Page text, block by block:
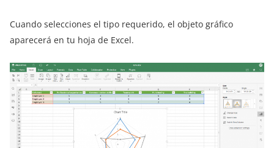
Cuando selecciones el tipo requerido, el objeto gráfico
aparecerá en tu hoja de Excel.